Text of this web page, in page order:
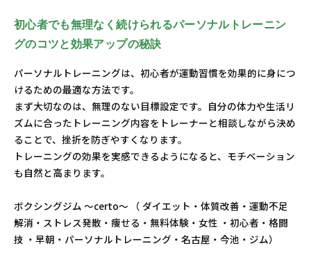
初心者でも無理なく続けられるパーソナルトレーニン
グのコツと効果アップの秘訣
パーソナルトレーニングは、初心者が運動習慣を効果的に身につ
けるための最適な方法です。
まず大切なのは、無理のない目標設定です。自分の体力や生活リ
ズムに合ったトレーニング内容をトレーナーと相談しながら決め
ることで、挫折を防ぎやすくなります。
トレーニングの効果を実感できるようになると、モチベーション
も自然と高まります。
ボクシングジム ～certo～ （ ダイエット・体質改善・運動不足
解消・ストレス発散・痩せる・無料体験・女性 ・初心者・格闘
技 ・早朝・パーソナルトレーニング・名古屋・今池・ジム）